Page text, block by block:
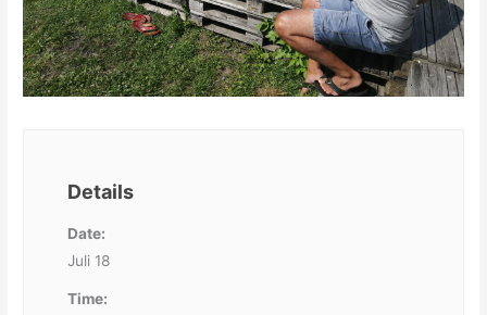
Details
Date:
Juli 18
Time: